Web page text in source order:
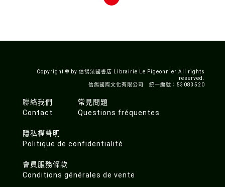
Copyright © by 信鴿法國書店 Librairie Le Pigeonnier All rights
reserved.
信鴿國際文化有限公司 統一編號：53083520
聯絡我們
Contact
常見問題
Questions fréquentes
隱私權聲明
Politique de confidentialité
會員服務條款
Conditions générales de vente